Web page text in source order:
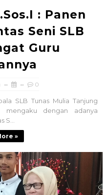
: Panen
Seni SLB
Guru
0
SLB Tunas Mulia Tanjung
mengaku dengan adanya
S...
»